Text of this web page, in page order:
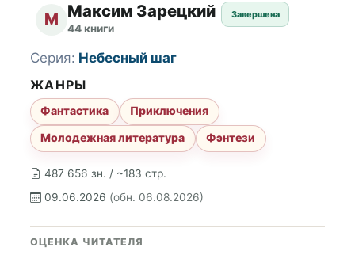
М Максим Зарецкий
44 книги
Завершена
487 656 зн. / ~183 стр.
09.06.2026 (обн. 06.08.2026)
Серия: Небесный шаг
ЖАНРЫ
Фантастика
Приключения
Молодежная литература
Фэнтези
ОЦЕНКА ЧИТАТЕЛЯ